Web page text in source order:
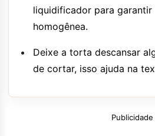
liquidificador para garantir
homogênea.
Deixe a torta descansar
de cortar, isso ajuda na
Publicidade